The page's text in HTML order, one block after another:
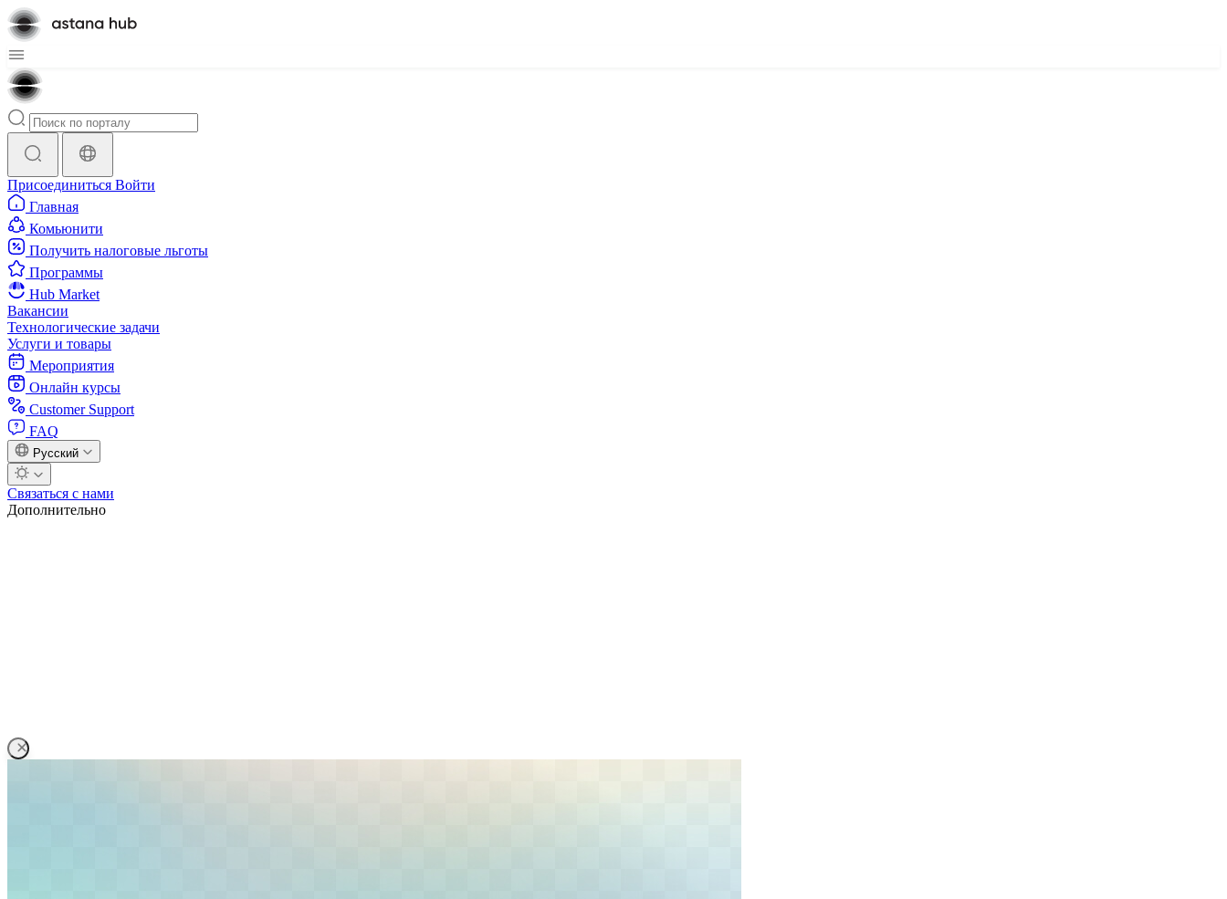
Присоединиться Войти
Главная
Комьюнити
Получить налоговые льготы
Программы
Hub Market
Вакансии
Технологические задачи
Услуги и товары
Мероприятия
Онлайн курсы
Customer Support
FAQ
Русский
Связаться с нами
Дополнительно